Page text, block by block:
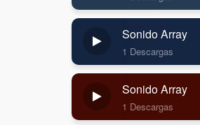
Sonido Array
1 Descargas
Sonido Array
1 Descargas